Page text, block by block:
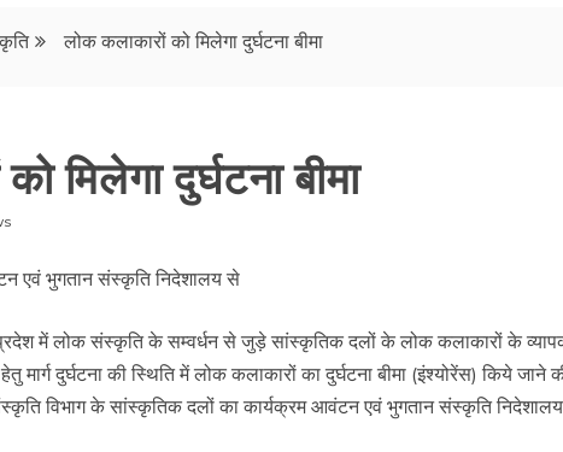
लोक कलाकारों को मिलेगा दुर्घटना बीमा
मिलेगा दुर्घटना बीमा
एवं भुगतान संस्कृति निदेशालय से
प्रदेश में लोक संस्कृति के सम्वर्धन से जुड़े सांस्कृतिक दलों के लोक कलाकारों के
मार्ग दुर्घटना की स्थिति में लोक कलाकारों का दुर्घटना बीमा (इंश्योरेंस) किये जाने
विभाग के सांस्कृतिक दलों का कार्यक्रम आवंटन एवं भुगतान संस्कृति